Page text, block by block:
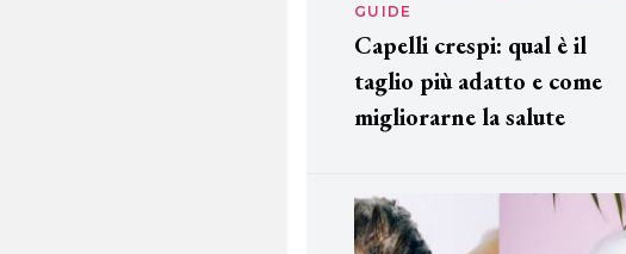
GUIDE
Capelli crespi: qual è il
taglio più adatto e come
migliorarne la salute